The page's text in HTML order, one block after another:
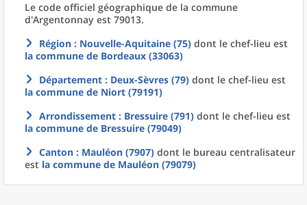
Le code officiel géographique de la commune
d'Argentonnay est 79013.
Région : Nouvelle-Aquitaine (75) dont le chef-lieu est
la commune de Bordeaux (33063)
Département : Deux-Sèvres (79) dont le chef-lieu est
la commune de Niort (79191)
Arrondissement : Bressuire (791) dont le chef-lieu est
la commune de Bressuire (79049)
Canton : Mauléon (7907) dont le bureau centralisateur
est la commune de Mauléon (79079)